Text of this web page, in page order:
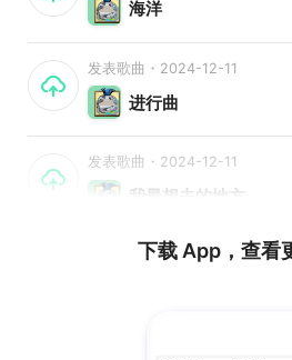
海洋
发表歌曲・2024-12-11
进行曲
发表歌曲・2024-12-11
我最想去的地方
下载 App，查看